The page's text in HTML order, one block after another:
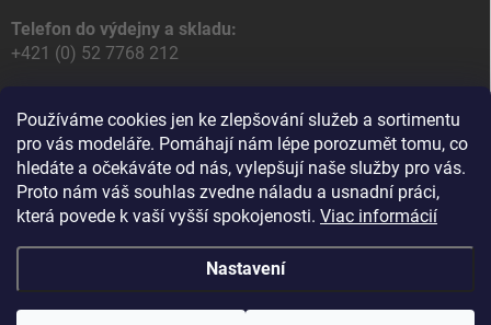
Používáme cookies jen ke zlepšování služeb a sortimentu
pro vás modeláře. Pomáhají nám lépe porozumět tomu, co
hledáte a očekáváte od nás, vylepšují naše služby pro vás.
Proto nám váš souhlas zvedne náladu a usnadní práci,
která povede k vaší vyšší spokojenosti. Viac informácií
Nastavení
Telefon do výdejny a skladu:
+421 (0) 52 7768 212
HT model
Na letisko 49
058 01 Poprad
Slovenská Republika
Copyright 2026HT model. Všechna práva vyhrazena.Upravit nastavení